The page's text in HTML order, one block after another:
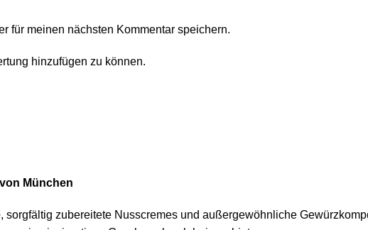
für meinen nächsten Kommentar speichern.
hinzufügen zu können.
München
sorgfältig zubereitete Nusscremes und außergewöhnliche